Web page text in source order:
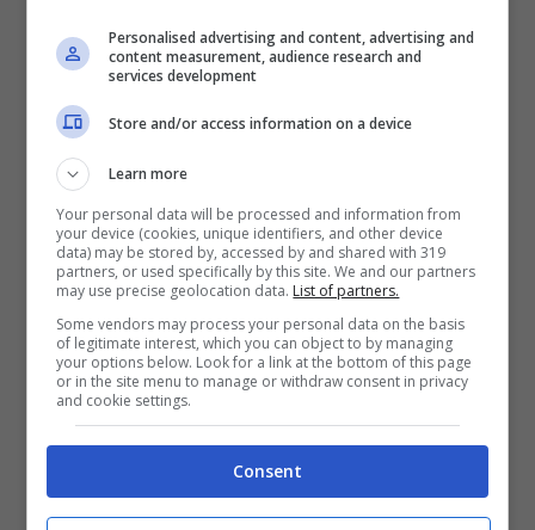
Il 29enne difensore franco-spagnolo ha un
contratto fino al 2025, ma ormai al City è una
riserva, e vuole sganciarsi per rilanciare la sua
carriera. Anche perché le speranze di
mantenere il posto da titolare nella Spagna
sono legate alle sue apparizioni in prima
squadra. La Juventus ci sta seriamente
pensando e avrebbe anche già fatto una
proposta, ma il sito specializzato ‘El Gol Digital’
ha rivelato chel’Athletic Bilbao è pronto a
pareggiare l’offerta bianconera in merito allo
stipendio del giocatore.
Personalised advertising and content, advertising and
content measurement, audience research and
services development
Store and/or access information on a device
Learn more
Your personal data will be processed and information from
your device (cookies, unique identifiers, and other device
data) may be stored by, accessed by and shared with 319
partners, or used specifically by this site. We and our partners
may use precise geolocation data. List of partners.
Some vendors may process your personal data on the basis
of legitimate interest, which you can object to by managing
your options below. Look for a link at the bottom of this page
or in the site menu to manage or withdraw consent in privacy
and cookie settings.
Consent